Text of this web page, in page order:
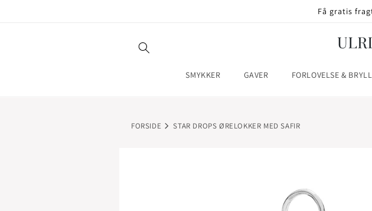
Få gratis
SMYKKER GAVER FORLOVELSE &
FORSIDE STAR DROPS ØRELOKKER MED SAFIR